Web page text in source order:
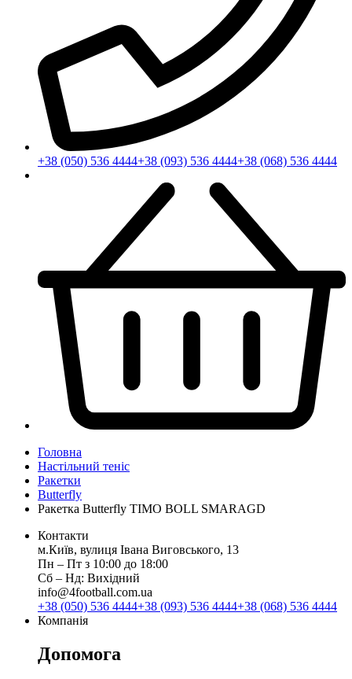
+38 (050) 536 4444+38 (093) 536 4444+38 (068) 536 4444
Головна
Настільний теніс
Ракетки
Butterfly
Ракетка Butterfly TIMO BOLL SMARAGD
Контакти
м.Київ, вулиця Івана Виговського, 13
Пн ‒ Пт з 10:00 до 18:00
Сб ‒ Нд: Вихідний
info@4football.com.ua
+38 (050) 536 4444+38 (093) 536 4444+38 (068) 536 4444
Компанія
Допомога